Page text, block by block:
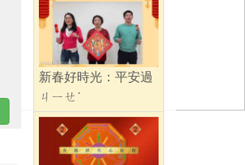
新春好時光：平安過
ㄐㄧㄝˊ